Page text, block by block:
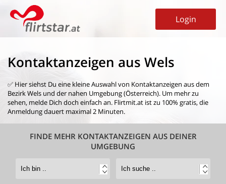
Login
Kontaktanzeigen aus Wels
✅ Hier siehst Du eine kleine Auswahl von Kontaktanzeigen aus dem
Bezirk Wels und der nahen Umgebung (Österreich). Um mehr zu
sehen, melde Dich doch einfach an. Flirtmit.at ist zu 100% gratis, die
Anmeldung dauert maximal 2 Minuten.
FINDE MEHR KONTAKTANZEIGEN AUS DEINER
UMGEBUNG